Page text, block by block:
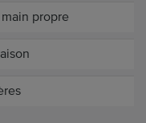
propre